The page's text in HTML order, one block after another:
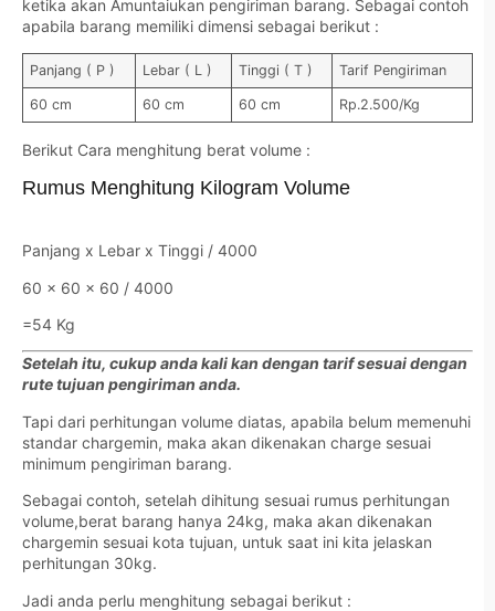
ketika akan Amuntaiukan pengiriman barang. Sebagai contoh
apabila barang memiliki dimensi sebagai berikut :
Panjang ( P ) Lebar ( L ) Tinggi ( T ) Tarif Pengiriman
60 cm 60 cm 60 cm Rp.2.500/Kg
Berikut Cara menghitung berat volume :
Rumus Menghitung Kilogram Volume
Panjang x Lebar x Tinggi / 4000
60 x 60 x 60 / 4000
=54 Kg
Setelah itu, cukup anda kali kan dengan tarif sesuai dengan
rute tujuan pengiriman anda.
Tapi dari perhitungan volume diatas, apabila belum memenuhi
standar chargemin, maka akan dikenakan charge sesuai
minimum pengiriman barang.
Sebagai contoh, setelah dihitung sesuai rumus perhitungan
volume,berat barang hanya 24kg, maka akan dikenakan
chargemin sesuai kota tujuan, untuk saat ini kita jelaskan
perhitungan 30kg.
Jadi anda perlu menghitung sebagai berikut :